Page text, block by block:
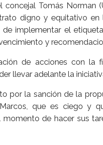
Tomás Norman
digno y equitativo
implementar el
y
de acciones con la
llevar adelante la
por la sanción de la
que es ciego y
de hacer sus